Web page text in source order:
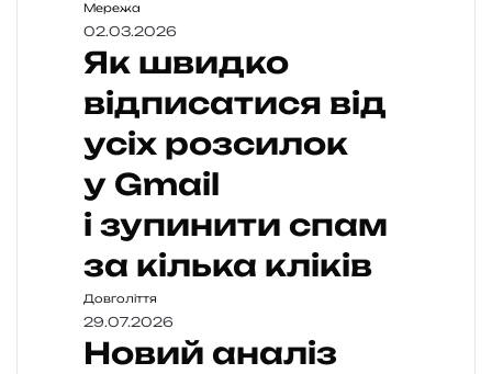
Мережа
02.03.2026
Як швидко
відписатися від
усіх розсилок
у Gmail
і зупинити спам
за кілька кліків
Довголіття
29.07.2026
Новий аналіз